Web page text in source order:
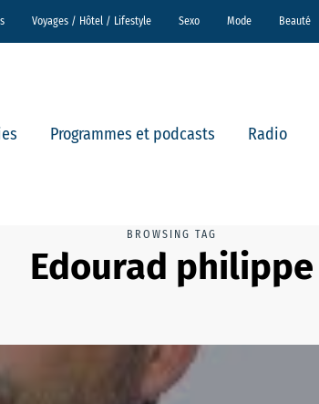
Voyages / Hôtel / Lifestyle Sexo Mode Beauté
Programmes et podcasts Radio
BROWSING TAG
Edourad philippe